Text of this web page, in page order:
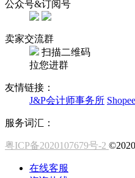
公众号&订阅号
卖家交流群
扫描二维码
拉您进群
友情链接：
J&P会计师事务所
服务词汇：
粤ICP备2020107679号-2
在线客服